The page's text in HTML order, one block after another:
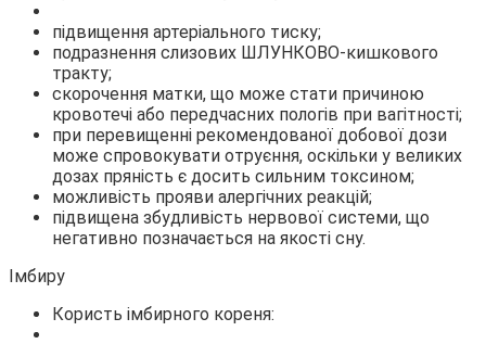
підвищення артеріального тиску;
подразнення слизових ШЛУНКОВО-кишкового
тракту;
скорочення матки, що може стати причиною
кровотечі або передчасних пологів при вагітності;
при перевищенні рекомендованої добової дози
може спровокувати отруєння, оскільки у великих
дозах пряність є досить сильним токсином;
можливість прояви алергічних реакцій;
підвищена збудливість нервової системи, що
негативно позначається на якості сну.
Імбиру
Користь імбирного кореня: